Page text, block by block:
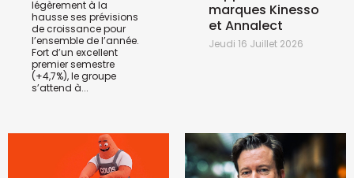
légèrement à la
hausse ses prévisions
de croissance pour
l’ensemble de l’année.
Fort d’un excellent
premier semestre
(+4,7%), le groupe
s’attend à...
marques Kinesso
et Annalect
Jeudi 16 Juillet 2026